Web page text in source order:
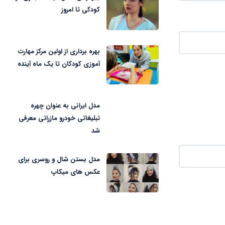
کودکی تا امروز
بهره برداری از اولین مرکز مهارت
آموزی کودکان تا یک ماه آینده
مدل ایرانی به عنوان چهره
تبلیغاتی خودرو مازراتی معرفی
شد
مدل بستن شال و روسری برای
عکس های میکاپ